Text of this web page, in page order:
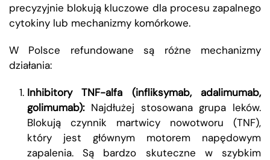
precyzyjnie blokują kluczowe dla procesu zapalnego
cytokiny lub mechanizmy komórkowe.
W Polsce refundowane są różne mechanizmy
działania:
Inhibitory TNF-alfa (infliksymab, adalimumab,
golimumab):Najdłużej stosowana grupa leków.
Blokują czynnik martwicy nowotworu (TNF),
który jest głównym motorem napędowym
zapalenia. Są bardzo skuteczne w szybkim